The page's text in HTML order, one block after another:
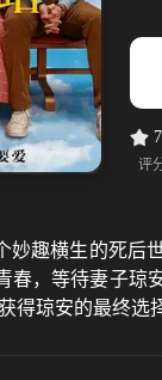
评
妙趣横生的死后
春，等待妻子琼
得琼安的最终选